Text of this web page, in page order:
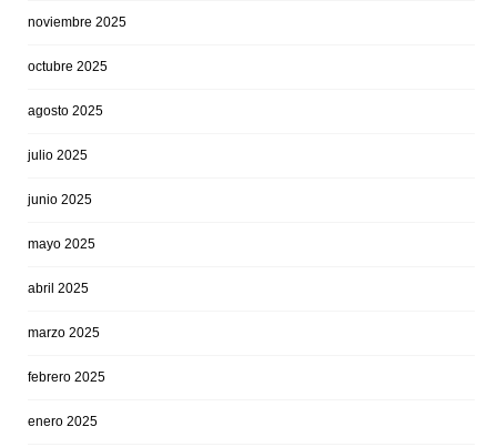
noviembre 2025
octubre 2025
agosto 2025
julio 2025
junio 2025
mayo 2025
abril 2025
marzo 2025
febrero 2025
enero 2025